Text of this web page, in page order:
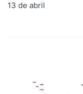
13 de abril